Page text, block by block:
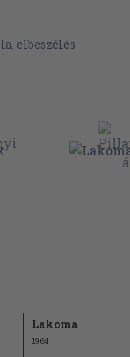
elbeszélés
Lakoma
1964